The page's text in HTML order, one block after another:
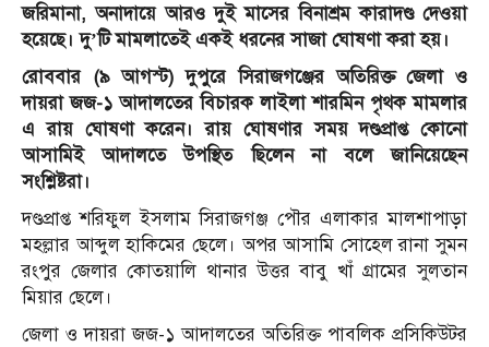
জরিমানা, অনাদায়ে আরও দুই মাসের বিনাশ্রম কারাদণ্ড দেওয়া
হয়েছে। দু’টি মামলাতেই একই ধরনের সাজা ঘোষণা করা হয়।
রোববার (৯ আগস্ট) দুপুরে সিরাজগঞ্জের অতিরিক্ত জেলা ও
দায়রা জজ-১ আদালতের বিচারক লাইলা শারমিন পৃথক মামলার
এ রায় ঘোষণা করেন। রায় ঘোষণার সময় দণ্ডপ্রাপ্ত কোনো
আসামিই আদালতে উপস্থিত ছিলেন না বলে জানিয়েছেন
সংশ্লিষ্টরা।
দণ্ডপ্রাপ্ত শরিফুল ইসলাম সিরাজগঞ্জ পৌর এলাকার মালশাপাড়া
মহল্লার আব্দুল হাকিমের ছেলে। অপর আসামি সোহেল রানা সুমন
রংপুর জেলার কোতয়ালি থানার উত্তর বাবু খাঁ গ্রামের সুলতান
মিয়ার ছেলে।
জেলা ও দায়রা জজ-১ আদালতের অতিরিক্ত পাবলিক প্রসিকিউটর